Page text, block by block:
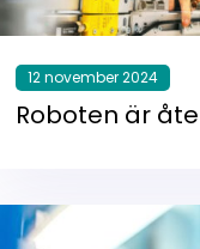
12 november 2024
Roboten är